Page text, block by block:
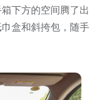
下方的空间腾了出
盒和斜挎包，随手